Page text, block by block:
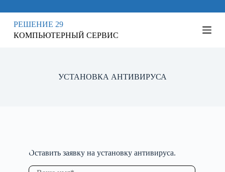
рРЕШЕНИЕ 29
КОМПЬЮТЕРНЫЙ СЕРВИС
УСТАНОВКА АНТИВИРУСА
Оставить заявку на установку антивируса.